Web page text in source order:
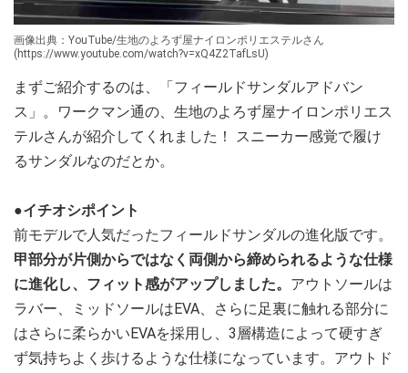
画像出典：YouTube/生地のよろず屋ナイロンポリエステルさん
(https://www.youtube.com/watch?v=xQ4Z2TafLsU)
まずご紹介するのは、「フィールドサンダルアドバン
ス」。ワークマン通の、生地のよろず屋ナイロンポリエス
テルさんが紹介してくれました！ スニーカー感覚で履け
るサンダルなのだとか。
●イチオシポイント
前モデルで人気だったフィールドサンダルの進化版です。
甲部分が片側からではなく両側から締められるような仕様
に進化し、フィット感がアップしました。 アウトソールは
ラバー、ミッドソールはEVA、さらに足裏に触れる部分に
はさらに柔らかいEVAを採用し、3層構造によって硬すぎ
ず気持ちよく歩けるような仕様になっています。アウトド